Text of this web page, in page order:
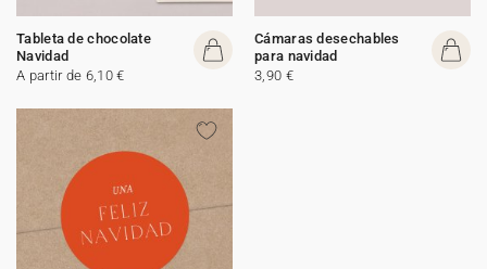
Tableta de chocolate
Navidad
A partir de 6,10 €
Cámaras desechables
para navidad
3,90 €